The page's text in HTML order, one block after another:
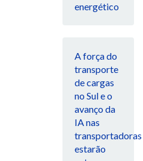
energético
A força do
transporte
de cargas
no Sul e o
avanço da
IA nas
transportadoras
estarão